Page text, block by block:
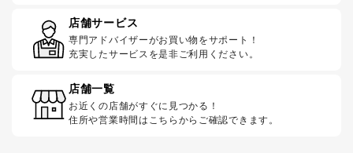
店舗サービス
専門アドバイザーがお買い物をサポート！
充実したサービスを是非ご利用ください。
店舗一覧
お近くの店舗がすぐに見つかる！
住所や営業時間はこちらからご確認できます。